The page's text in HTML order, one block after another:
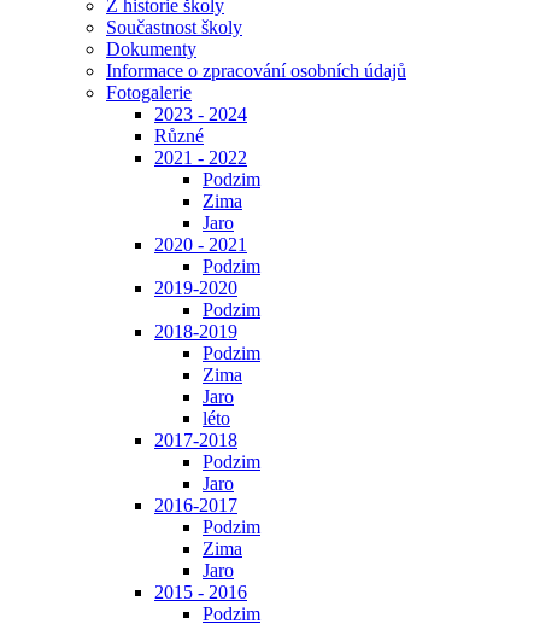
Z historie školy
Součastnost školy
Dokumenty
Informace o zpracování osobních údajů
Fotogalerie
2023 - 2024
Různé
2021 - 2022
Podzim
Zima
Jaro
2020 - 2021
Podzim
2019-2020
Podzim
2018-2019
Podzim
Zima
Jaro
léto
2017-2018
Podzim
Jaro
2016-2017
Podzim
Zima
Jaro
2015 - 2016
Podzim